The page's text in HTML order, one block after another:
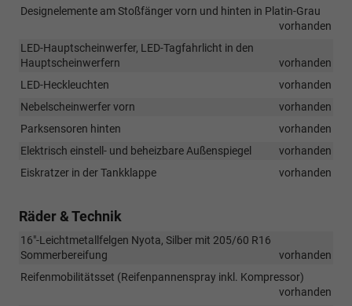
Designelemente am Stoßfänger vorn und hinten in Platin-Grau
vorhanden
LED-Hauptscheinwerfer, LED-Tagfahrlicht in den
Hauptscheinwerfern
vorhanden
LED-Heckleuchten
vorhanden
Nebelscheinwerfer vorn
vorhanden
Parksensoren hinten
vorhanden
Elektrisch einstell- und beheizbare Außenspiegel
vorhanden
Eiskratzer in der Tankklappe
vorhanden
Räder & Technik
16"-Leichtmetallfelgen Nyota, Silber mit 205/60 R16
Sommerbereifung
vorhanden
Reifenmobilitätsset (Reifenpannenspray inkl. Kompressor)
vorhanden